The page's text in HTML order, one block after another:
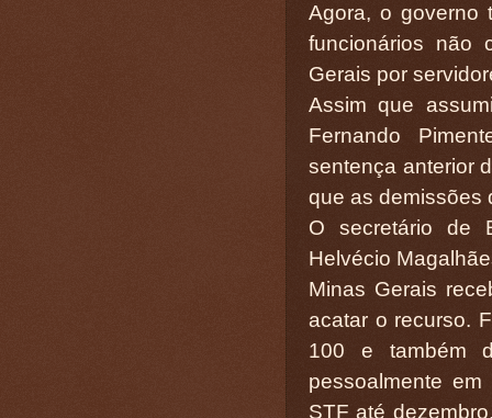
Agora, o governo
funcionários não
Gerais por
Assim que
Fernando
sentença anterior
que as demissões
O secretário de
Helvécio
Minas Gerais
acatar o recurso.
100 e também
pessoalmente
STF até